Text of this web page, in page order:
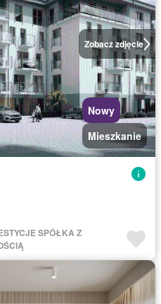
Zobacz zdjęcie
Nowy
Mieszkanie
SPÓŁKA Z